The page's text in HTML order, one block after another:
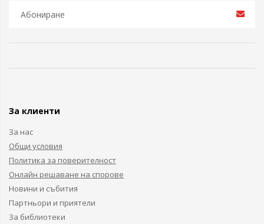
За клиенти
За нас
Общи условия
Политика за поверителност
Онлайн решаване на спорове
Новини и събития
Партньори и приятели
За библиотеки